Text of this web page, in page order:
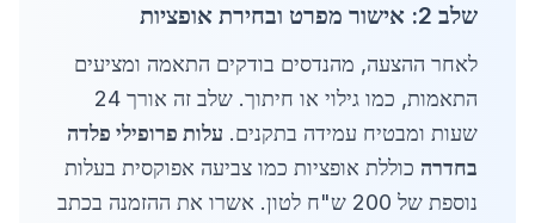
שלב 2: אישור מפרט ובחירת אופציות
לאחר ההצעה, מהנדסים בודקים התאמה ומציעים
התאמות, כמו גילוי או חיתוך. שלב זה אורך 24
שעות ומבטיח עמידה בתקנים. עלות פרופילי פלדה
בחדרה כוללת אופציות כמו צביעה אפוקסית בעלות
נוספת של 200 ש"ח לטון. אשרו את ההזמנה בכתב